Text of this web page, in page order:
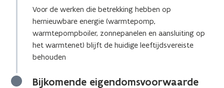
Voor de werken die betrekking hebben op
hernieuwbare energie (warmtepomp,
warmtepompboiler, zonnepanelen en aansluiting op
het warmtenet) blijft de huidige leeftijdsvereiste
behouden
Bijkomende eigendomsvoorwaarde